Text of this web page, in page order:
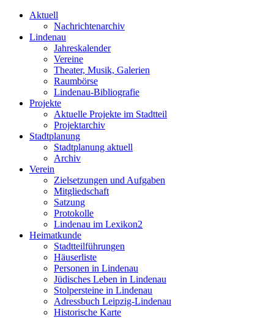
Aktuell
Nachrichtenarchiv
Lindenau
Jahreskalender
Vereine
Theater, Musik, Galerien
Raumbörse
Lindenau-Bibliografie
Projekte
Aktuelle Projekte im Stadtteil
Projektarchiv
Stadtplanung
Stadtplanung aktuell
Archiv
Verein
Zielsetzungen und Aufgaben
Mitgliedschaft
Satzung
Protokolle
Lindenau im Lexikon2
Heimatkunde
Stadtteilführungen
Häuserliste
Personen in Lindenau
Jüdisches Leben in Lindenau
Stolpersteine in Lindenau
Adressbuch Leipzig-Lindenau
Historische Karte